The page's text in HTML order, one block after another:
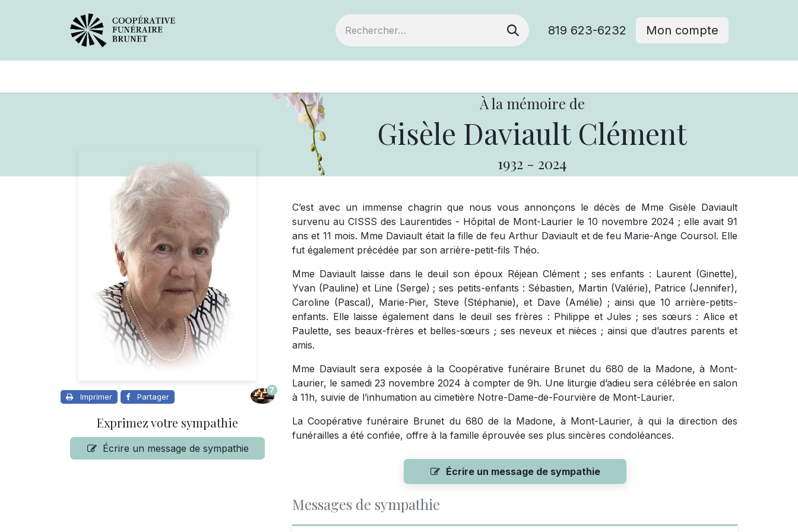
819 623-6232 Mon compte
À la mémoire de
Gisèle Daviault Clément
1932 - 2024
Imprimer Partager
7
Exprimez votre sympathie
Écrire un message de sympathie
C’est avec un immense chagrin que nous vous annonçons le décès de Mme Gisèle Daviault
survenu au CISSS des Laurentides - Hôpital de Mont-Laurier le 10 novembre 2024 ; elle avait 91
ans et 11 mois. Mme Daviault était la fille de feu Arthur Daviault et de feu Marie-Ange Coursol. Elle
fut également précédée par son arrière-petit-fils Théo.
Mme Daviault laisse dans le deuil son époux Réjean Clément ; ses enfants : Laurent (Ginette),
Yvan (Pauline) et Line (Serge) ; ses petits-enfants : Sébastien, Martin (Valérie), Patrice (Jennifer),
Caroline (Pascal), Marie-Pier, Steve (Stéphanie), et Dave (Amélie) ; ainsi que 10 arrière-petits-
enfants. Elle laisse également dans le deuil ses frères : Philippe et Jules ; ses sœurs : Alice et
Paulette, ses beaux-frères et belles-sœurs ; ses neveux et nièces ; ainsi que d’autres parents et
amis.
Mme Daviault sera exposée à la Coopérative funéraire Brunet du 680 de la Madone, à Mont-
Laurier, le samedi 23 novembre 2024 à compter de 9h. Une liturgie d’adieu sera célébrée en salon
à 11h, suivie de l’inhumation au cimetière Notre-Dame-de-Fourvière de Mont-Laurier.
La Coopérative funéraire Brunet du 680 de la Madone, à Mont-Laurier, à qui la direction des
funérailles a été confiée, offre à la famille éprouvée ses plus sincères condoléances.
Écrire un message de sympathie
Messages de sympathie